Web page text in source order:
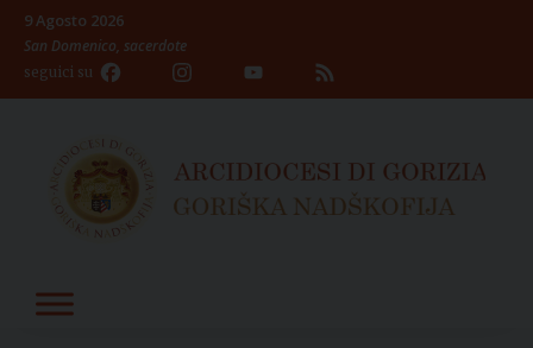
Skip
content
9 Agosto 2026
San Domenico, sacerdote
seguici su Facebook InstagramYouTube
Channel